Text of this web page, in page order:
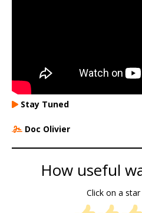
Stay Tuned
Doc Olivier
How useful
Click on a